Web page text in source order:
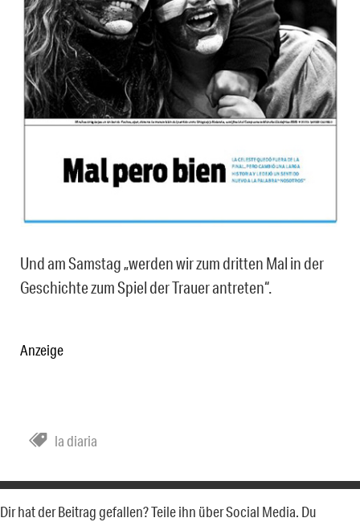
Und am Samstag „werden wir zum dritten Mal in der
Geschichte zum Spiel der Trauer antreten“.
Anzeige
la diaria
Dir hat der Beitrag gefallen? Teile ihn über Social Media. Du